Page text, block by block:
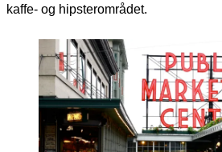
kaffe- og hipsterområdet.